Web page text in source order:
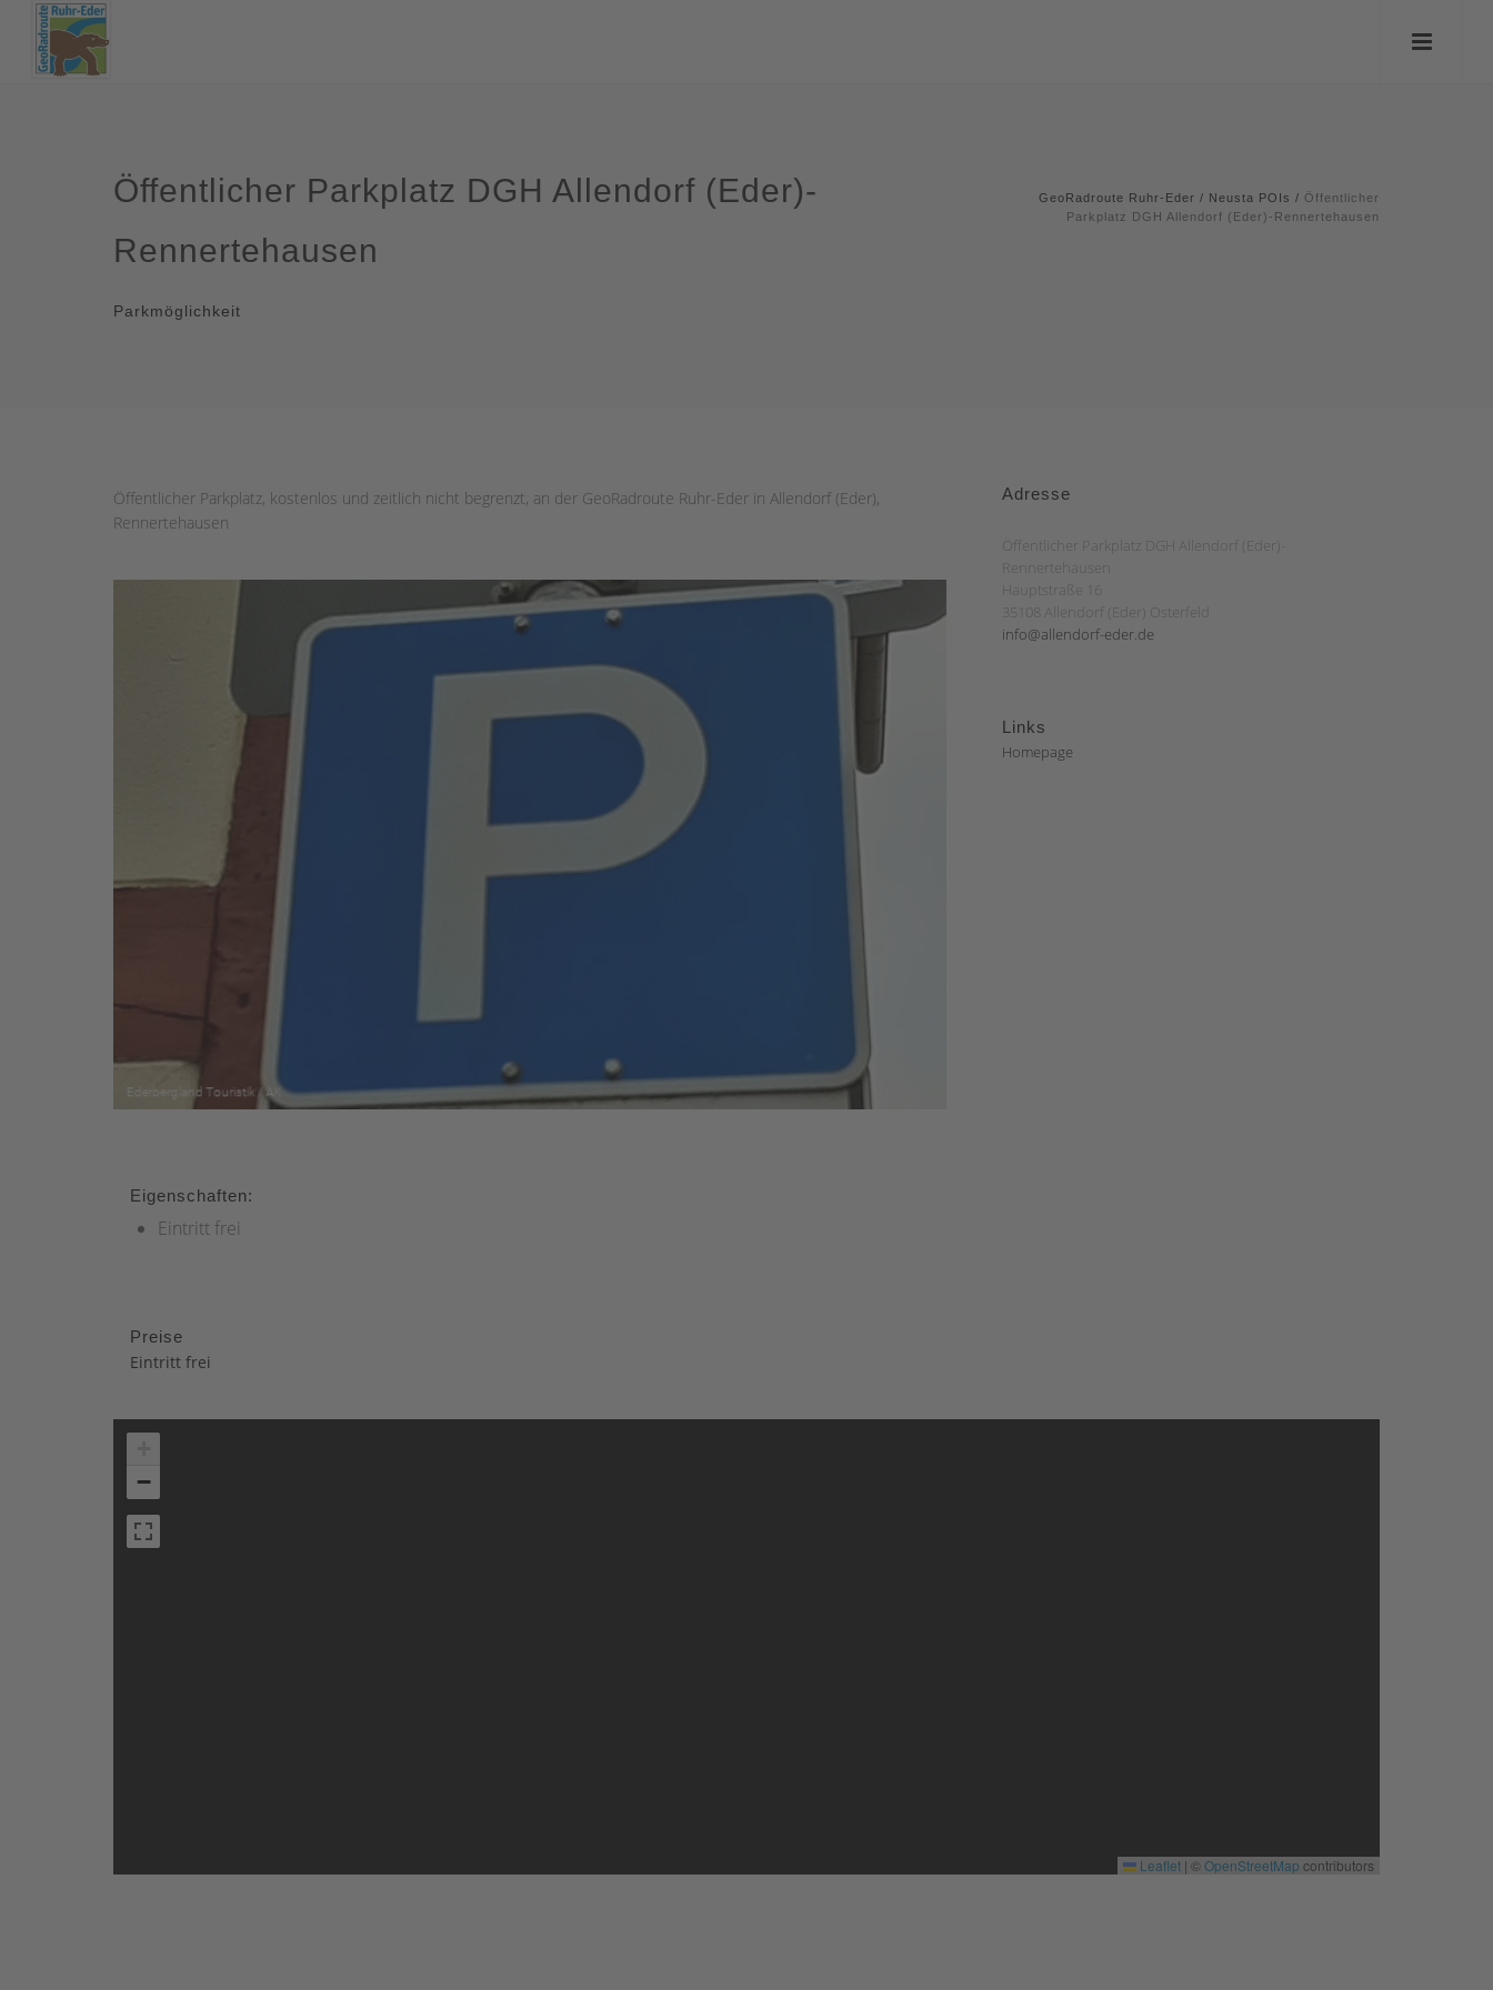
Öffentlicher Parkplatz DGH Allendorf (Eder)-
Rennertehausen
Parkmöglichkeit
GeoRadroute Ruhr-Eder / Neusta POIs / Öffentlicher
Parkplatz DGH Allendorf (Eder)-Rennertehausen
Öffentlicher Parkplatz, kostenlos und zeitlich nicht begrenzt, an der GeoRadroute Ruhr-Eder in Allendorf (Eder),
Rennertehausen
Adresse
Öffentlicher Parkplatz DGH Allendorf (Eder)-
Rennertehausen
Hauptstraße 16
35108 Allendorf (Eder) Osterfeld
info@allendorf-eder.de
Links
Homepage
Eigenschaften:
Eintritt frei
Preise
Eintritt frei
−
Leaflet | ©OpenStreetMap contributors